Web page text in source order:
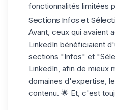
fonctionnalités limitées
Sections Infos et
Avant, ceux qui avaient
LinkedIn bénéficiaient
sections "Infos" et
LinkedIn , afin de mieux
domaines d'expertise,
contenu. 🌟 Et, c'est